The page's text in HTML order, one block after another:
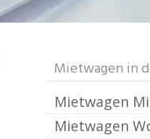
Mietwagen in
Mietwagen
Mietwagen